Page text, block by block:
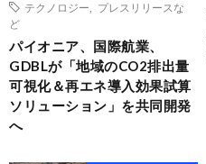
テクノロジー
プレスリリースな
ど
パイオニア、国際航業、
GDBLが「地域のCO2排出量
可視化＆再エネ導入効果試算
ソリューション」を共同開発
へ